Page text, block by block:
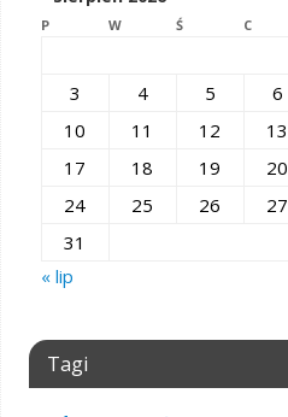
P W Ś C
3
4 5 6
10
11 12 13
17
18 19 20
24
25 26 27
31
« lip
Tagi